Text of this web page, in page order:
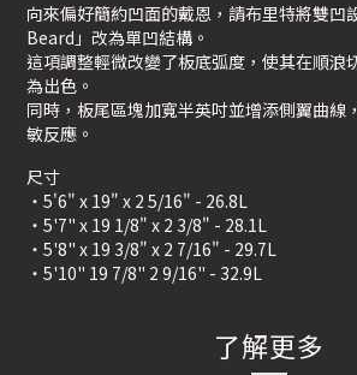
向來偏好簡約凹面的戴恩，請布里特將雙凹
Beard」改為單凹結構。
這項調整輕微改變了板底弧度，使其在順浪
為出色。
同時，板尾區塊加寬半英吋並增添側翼曲線
敏反應。
尺寸
・5'6" x 19" x 2 5/16" - 26.8L
・5'7" x 19 1/8" x 2 3/8" - 28.1L
・5'8" x 19 3/8" x 2 7/16" - 29.7L
・5'10" 19 7/8" 2 9/16" - 32.9L
了解更多